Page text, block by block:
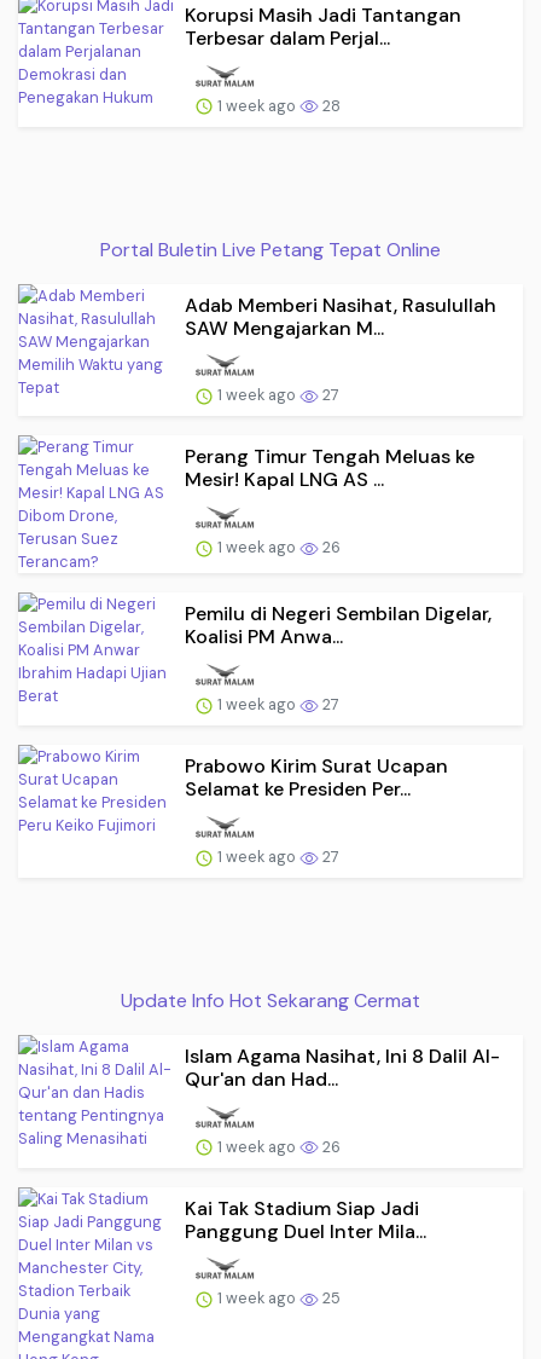
Korupsi Masih Jadi Tantangan
Terbesar dalam Perjal...
1 week ago 28
Portal Buletin Live Petang Tepat Online
Adab Memberi Nasihat, Rasulullah
SAW Mengajarkan M...
1 week ago 27
Perang Timur Tengah Meluas ke
Mesir! Kapal LNG AS ...
1 week ago 26
Pemilu di Negeri Sembilan Digelar,
Koalisi PM Anwa...
1 week ago 27
Prabowo Kirim Surat Ucapan
Selamat ke Presiden Per...
1 week ago 27
Update Info Hot Sekarang Cermat
Islam Agama Nasihat, Ini 8 Dalil Al-
Qur'an dan Had...
1 week ago 26
Kai Tak Stadium Siap Jadi
Panggung Duel Inter Mila...
1 week ago 25